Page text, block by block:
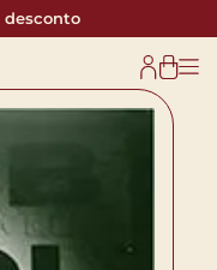
desconto